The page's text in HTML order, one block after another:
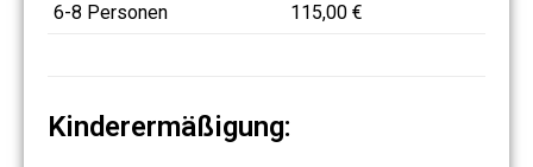
6-8 Personen
115,00 €
Kinderermäßigung: